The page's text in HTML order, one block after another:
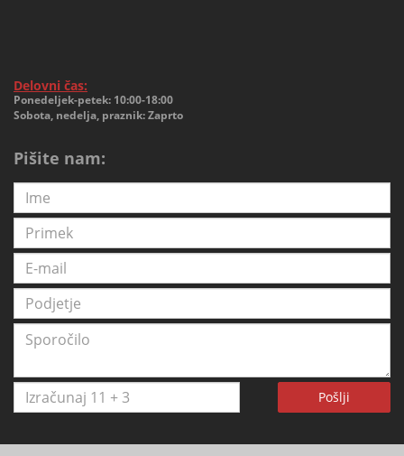
Delovni čas:
Ponedeljek-petek: 10:00-18:00
Sobota, nedelja, praznik: Zaprto
Pišite nam:
Pošlji